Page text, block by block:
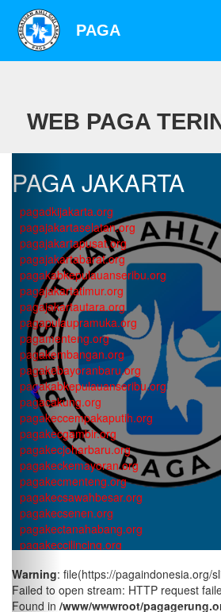
PAGA
WEB PAGA
PAGA JAKARTA
pagadkijakarta.org
pagajakartaselatan.org
pagajakartapusat.org
pagajakartabarat.org
pagakabkepulauanseribu.org
pagajakartatimur.org
pagajakartautara.org
pagapulaupramuka.org
pagamenteng.org
pagakembangan.org
pagakebayoranbaru.org
pagakabkepulauanseribu.org
pagacakung.org
pagakeccempakaputih.org
pagakecgambir.org
pagakecjoharbaru.org
pagakeckemayoran.org
pagakecmenteng.org
pagakecsawahbesar.org
pagakecsenen.org
pagakectanahabang.org
pagakeccilincing.org
pagakeckoja.org
pagakecpademangan.org
pagakecpenjaringan.org
Warning: file(https://pagaindonesia.org/
Failed to open stream: HTTP request
Found in /www/wwwroot/
Previous